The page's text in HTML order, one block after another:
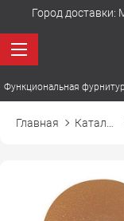
Город доставки:
Функциональная
Главная